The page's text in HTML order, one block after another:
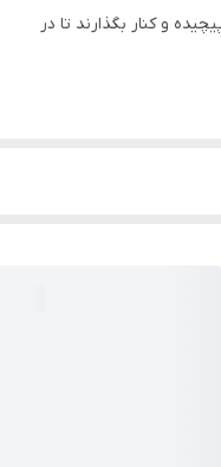
و کنار بگذارند تا در